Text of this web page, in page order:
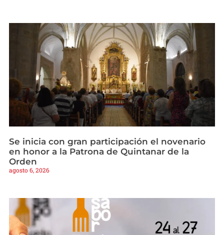
Se inicia con gran participación el novenario
en honor a la Patrona de Quintanar de la
Orden
agosto 6, 2026